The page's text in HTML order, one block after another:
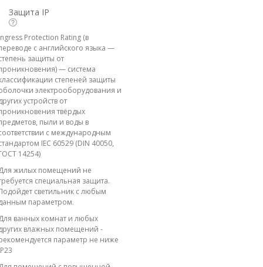
Защита IP
Protection Rating (в
с английского языка —
защиты от
— система
степеней защиты
электрооборудования и
устройств от
твёрдых
пыли и воды в
с международным
IEC 60529 (DIN 40050,
14254)
жилых помещений не
специальная защита.
светильник с любым
параметром.
ванных комнат и любых
влажных помещений -
параметр не ниже